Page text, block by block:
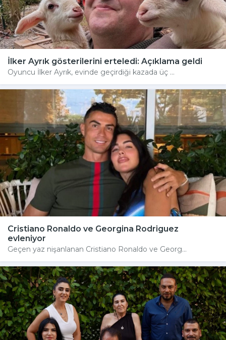
İlker Ayrık gösterilerini erteledi: Açıklama geldi
Oyuncu İlker Ayrık, evinde geçirdiği kazada üç ...
Cristiano Ronaldo ve Georgina Rodriguez
evleniyor
Geçen yaz nişanlanan Cristiano Ronaldo ve Georg...